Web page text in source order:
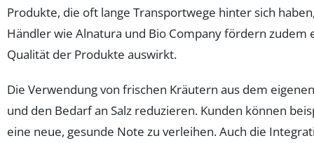
Produkte, die oft lange Transportwege hinter sich
Händler wie Alnatura und Bio Company fördern
Qualität der Produkte auswirkt.
Die Verwendung von frischen Kräutern aus dem
und den Bedarf an Salz reduzieren. Kunden können
eine neue, gesunde Note zu verleihen. Auch die